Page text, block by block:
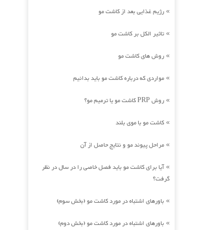
» رژیم غذایی بعد از کاشت مو
» تاثیر الکل بر کاشت مو
» روش های کاشت مو
» مواردی که درباره کاشت مو باید بدانیم
» روش PRP کاشت مو یا ترمیم مو؟
» کاشت مو با موی بلند
» مراحل پیوند مو و نتایج حاصل از آن
»آیا برای کاشت مو باید فصل خاصی را در سال در نظر
گرفت؟
» باورهای اشتباه در مورد کاشت مو (بخش سوم)
» باورهای اشتباه در مورد کاشت مو (بخش دوم)